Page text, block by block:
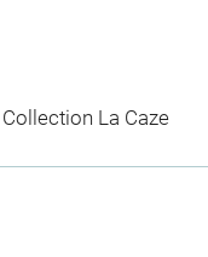
La Caze